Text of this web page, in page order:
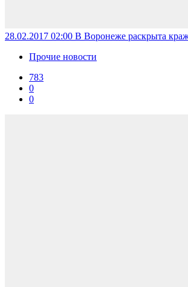
28.02.2017 02:00 В Воронеже раскрыта
Прочие новости
783
0
0